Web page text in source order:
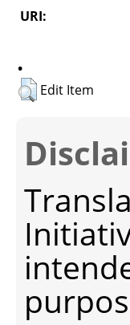
URI:
.
Edit Item